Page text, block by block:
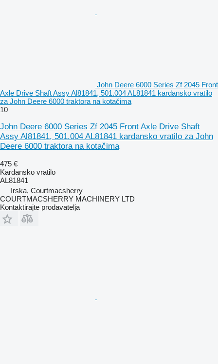
John Deere 6000 Series Zf 2045 Front
Axle Drive Shaft Assy Al81841, 501.004 AL81841 kardansko vratilo
za John Deere 6000 traktora na kotačima
10
John Deere 6000 Series Zf 2045 Front Axle Drive Shaft
Assy Al81841, 501.004 AL81841 kardansko vratilo za John
Deere 6000 traktora na kotačima
475 €
Kardansko vratilo
AL81841
Irska, Courtmacsherry
COURTMACSHERRY MACHINERY LTD
Kontaktirajte prodavatelja